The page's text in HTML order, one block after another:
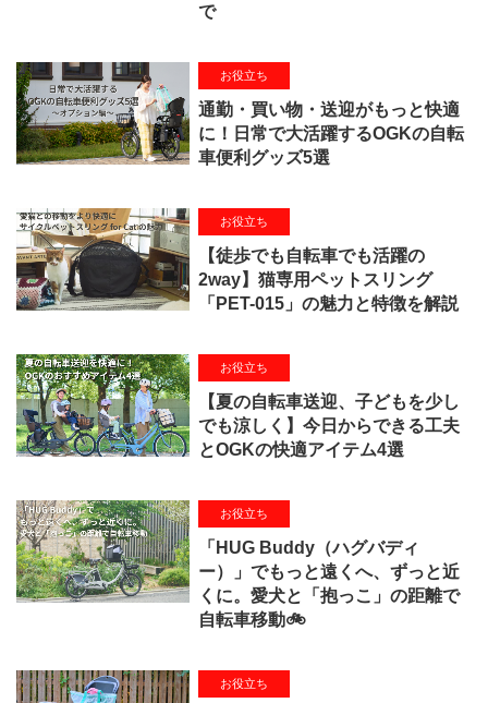
で
お役立ち
通勤・買い物・送迎がもっと快適
に！日常で大活躍するOGKの自転
車便利グッズ5選
お役立ち
【徒歩でも自転車でも活躍の
2way】猫専用ペットスリング
「PET-015」の魅力と特徴を解説
お役立ち
【夏の自転車送迎、子どもを少し
でも涼しく】今日からできる工夫
とOGKの快適アイテム4選
お役立ち
「HUG Buddy（ハグバディ
ー）」でもっと遠くへ、ずっと近
くに。愛犬と「抱っこ」の距離で
自転車移動🚲
お役立ち